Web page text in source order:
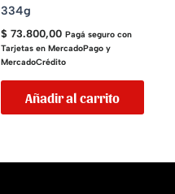
334g
$ 73.800,00 Pagá seguro con
Tarjetas en MercadoPago y
MercadoCrédito
Añadir al carrito